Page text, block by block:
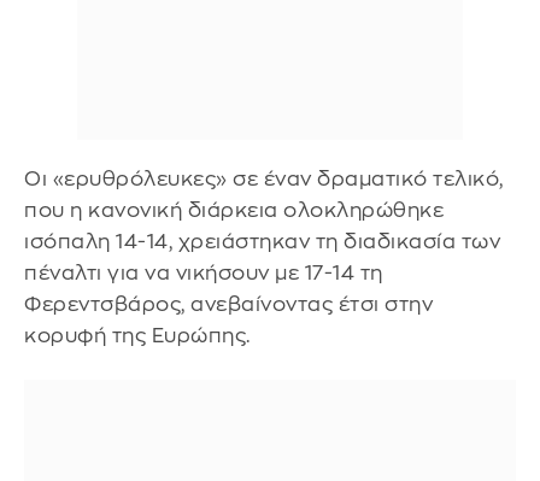
Οι «ερυθρόλευκες» σε έναν δραματικό τελικό,
που η κανονική διάρκεια ολοκληρώθηκε
ισόπαλη 14-14, χρειάστηκαν τη διαδικασία των
πέναλτι για να νικήσουν με 17-14 τη
Φερεντσβάρος, ανεβαίνοντας έτσι στην
κορυφή της Ευρώπης.